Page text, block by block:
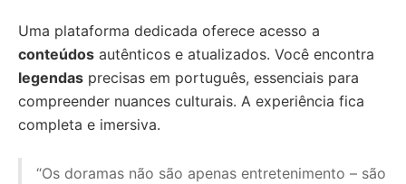
Uma plataforma dedicada oferece acesso a
conteúdos autênticos e atualizados. Você encontra
legendas precisas em português, essenciais para
compreender nuances culturais. A experiência fica
completa e imersiva.
“Os doramas não são apenas entretenimento – são